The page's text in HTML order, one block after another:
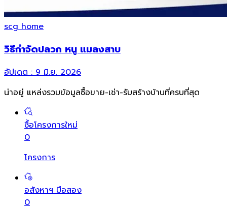
scg home
วิธีกำจัดปลวก หนู แมลงสาบ
อัปเดต : 9 มิ.ย. 2026
น่าอยู่ แหล่งรวมข้อมูลซื้อขาย-เช่า-รับสร้างบ้านที่ครบที่สุด
ซื้อโครงการใหม่
0
โครงการ
อสังหาฯ มือสอง
0